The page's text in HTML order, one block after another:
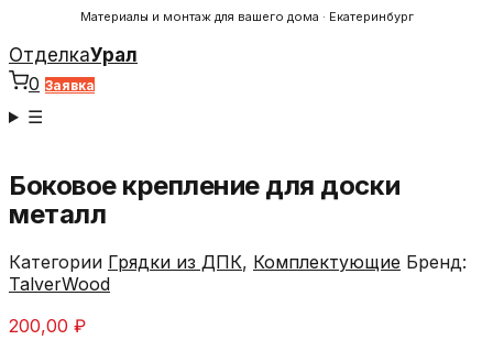
Материалы и монтаж для вашего дома · Екатеринбург
ОтделкаУрал
0 Заявка
☰
Боковое крепление для доски
металл
Категории Грядки из ДПК, Комплектующие Бренд:
TalverWood
200,00 ₽